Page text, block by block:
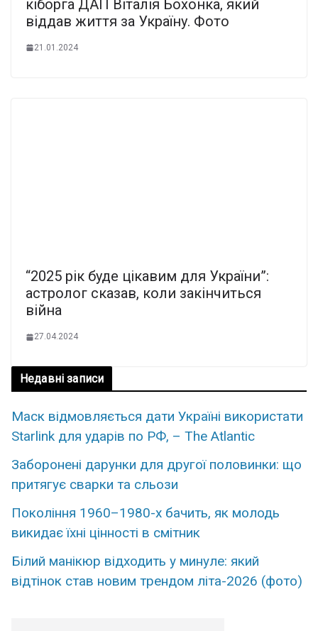
кіборга ДАП Віталія Бохонка, який
віддав життя за Україну. Фото
21.01.2024
“2025 рік буде цікавим для України”:
астролог сказав, коли закінчиться
війна
27.04.2024
Недавні записи
Маск відмовляється дати Україні використати
Starlink для ударів по РФ, – The Atlantic
Заборонені дарунки для другої половинки: що
притягує сварки та сльози
Покоління 1960–1980-х бачить, як молодь
викидає їхні цінності в смітник
Білий манікюр відходить у минуле: який
відтінок став новим трендом літа-2026 (фото)